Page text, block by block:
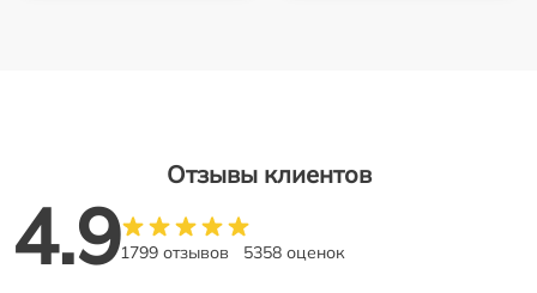
Отзывы клиентов
4.91799 отзывов 5358 оценок